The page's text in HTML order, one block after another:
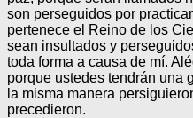
son perseguidos por
pertenece el Reino de los
sean insultados y
toda forma a causa de mí.
porque ustedes tendrán una
la misma manera
precedieron.